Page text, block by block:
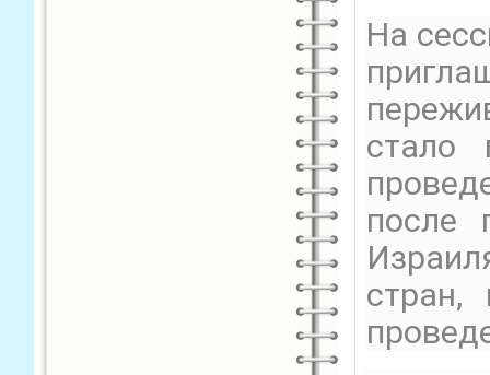
На
стало
после
стран,